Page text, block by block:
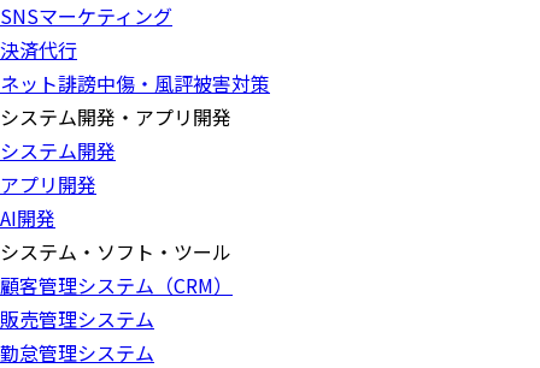
SNSマーケティング
決済代行
ネット誹謗中傷・風評被害対策
システム開発・アプリ開発
システム開発
アプリ開発
AI開発
システム・ソフト・ツール
顧客管理システム（CRM）
販売管理システム
勤怠管理システム